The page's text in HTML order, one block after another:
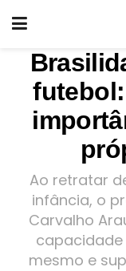
Ao retratar
infância, o
Carvalho
mesmo e